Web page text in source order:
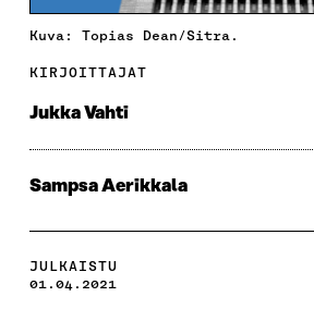
Kuva: Topias Dean/Sitra.
KIRJOITTAJAT
Jukka Vahti
Sampsa Aerikkala
JULKAISTU
01.04.2021